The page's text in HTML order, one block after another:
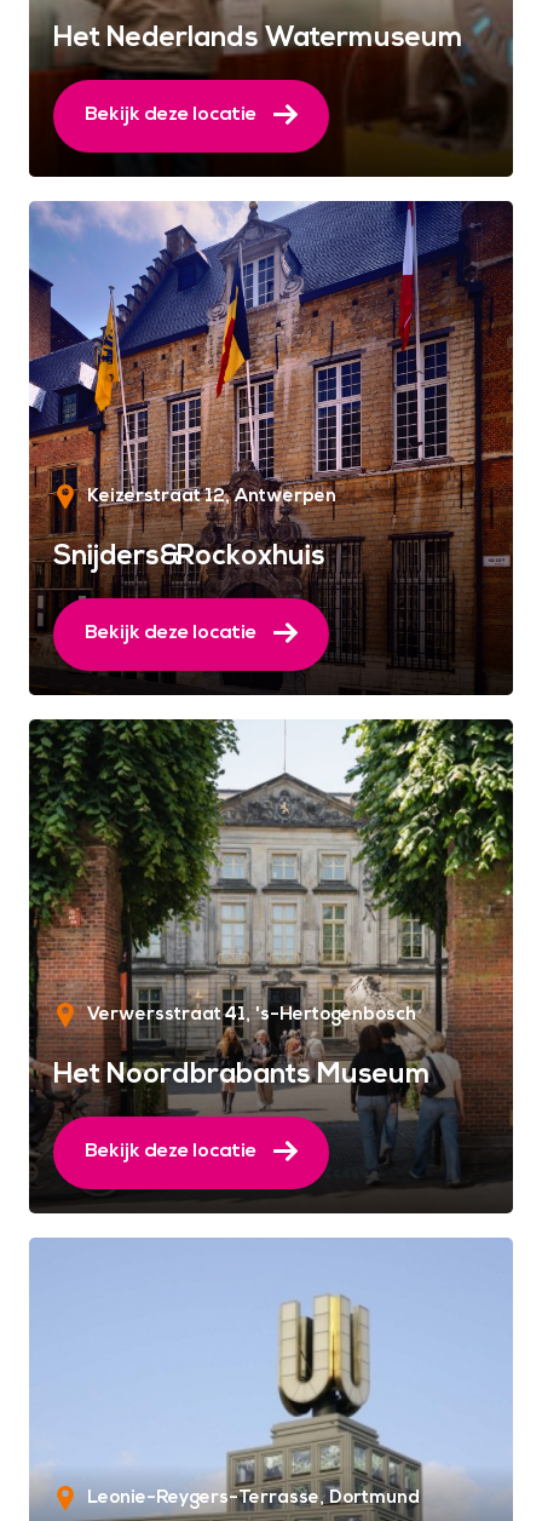
Het Nederlands Watermuseum
Bekijk deze locatie
Keizerstraat 12 Antwerpen
Snijders&Rockoxhuis
Bekijk deze locatie
Verwersstraat 41 's-Hertogenbosch
Het Noordbrabants Museum
Bekijk deze locatie
Leonie-Reygers-Terrasse Dortmund